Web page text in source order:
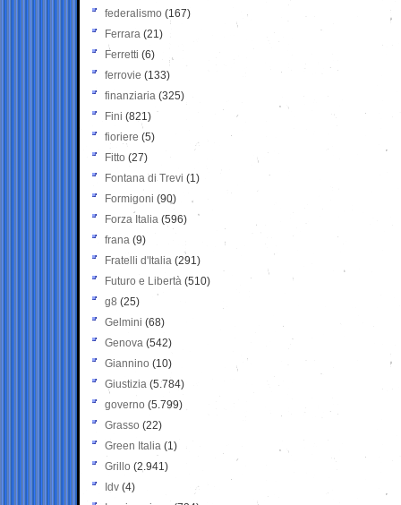
federalismo (167)
Ferrara (21)
Ferretti (6)
ferrovie (133)
finanziaria (325)
Fini (821)
fioriere (5)
Fitto (27)
Fontana di Trevi (1)
Formigoni (90)
Forza Italia (596)
frana (9)
Fratelli d'Italia (291)
Futuro e Libertà (510)
g8 (25)
Gelmini (68)
Genova (542)
Giannino (10)
Giustizia (5.784)
governo (5.799)
Grasso (22)
Green Italia (1)
Grillo (2.941)
Idv (4)